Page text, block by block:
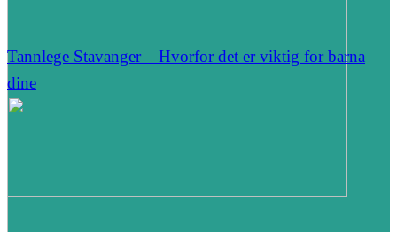
Tannlege Stavanger – Hvorfor det er viktig for barna
dine